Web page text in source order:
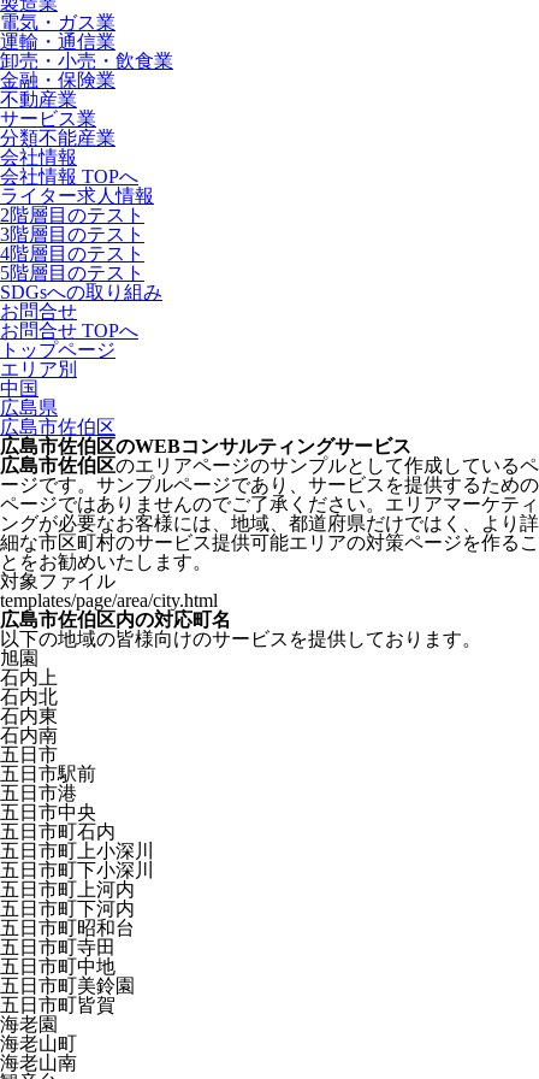
電気・ガス業
運輸・通信業
卸売・小売・飲食業
金融・保険業
不動産業
サービス業
分類不能産業
会社情報
会社情報 TOPへ
ライター求人情報
2階層目のテスト
3階層目のテスト
4階層目のテスト
5階層目のテスト
SDGsへの取り組み
お問合せ
お問合せ TOPへ
トップページ
エリア別
中国
広島県
広島市佐伯区
広島市佐伯区のWEBコンサルティングサービス
広島市佐伯区のエリアページのサンプルとして作成しているペ
ージです。サンプルページであり、サービスを提供するための
ページではありませんのでご了承ください。エリアマーケティ
ングが必要なお客様には、地域、都道府県だけではく、より詳
細な市区町村のサービス提供可能エリアの対策ページを作るこ
とをお勧めいたします。
対象ファイル
templates/page/area/city.html
広島市佐伯区内の対応町名
以下の地域の皆様向けのサービスを提供しております。
旭園
石内上
石内北
石内東
石内南
五日市
五日市駅前
五日市港
五日市中央
五日市町石内
五日市町上小深川
五日市町下小深川
五日市町上河内
五日市町下河内
五日市町昭和台
五日市町寺田
五日市町中地
五日市町美鈴園
五日市町皆賀
海老園
海老山町
海老山南